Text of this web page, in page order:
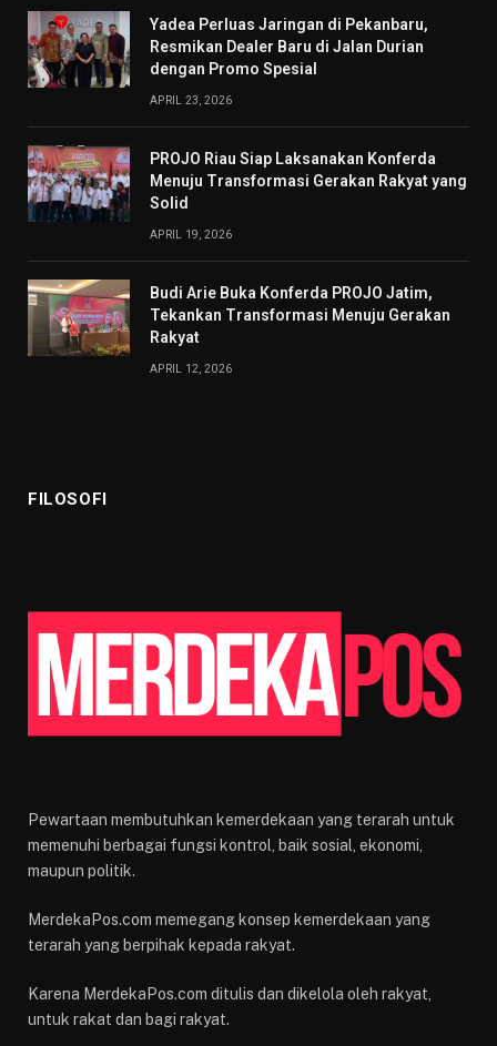
Yadea Perluas Jaringan di Pekanbaru,
Resmikan Dealer Baru di Jalan Durian
dengan Promo Spesial
APRIL 23, 2026
PROJO Riau Siap Laksanakan Konferda
Menuju Transformasi Gerakan Rakyat yang
Solid
APRIL 19, 2026
Budi Arie Buka Konferda PROJO Jatim,
Tekankan Transformasi Menuju Gerakan
Rakyat
APRIL 12, 2026
FILOSOFI
Pewartaan membutuhkan kemerdekaan yang terarah untuk
memenuhi berbagai fungsi kontrol, baik sosial, ekonomi,
maupun politik.
MerdekaPos.com memegang konsep kemerdekaan yang
terarah yang berpihak kepada rakyat.
Karena MerdekaPos.com ditulis dan dikelola oleh rakyat,
untuk rakat dan bagi rakyat.